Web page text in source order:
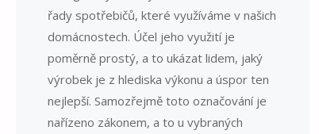
řady spotřebičů, které využíváme v našich
domácnostech. Účel jeho využití je
poměrně prostý, a to ukázat lidem, jaký
výrobek je z hlediska výkonu a úspor ten
nejlepší. Samozřejmě toto označování je
nařízeno zákonem, a to u vybraných